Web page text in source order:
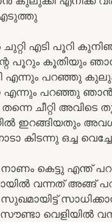
എടി പൂറി
പൂറും കൂതിയും
എന്നും പറഞ്ഞു
എന്നും പറഞ്ഞു
ചീറ്റി അവിടെ
ഇറങ്ങിയതും
കിടന്നു ഒച്ച
കെട്ടു എന്ത്
വന്നത് അങ്ങ്
സാധിക്കാൻ
വെളിയിൽ